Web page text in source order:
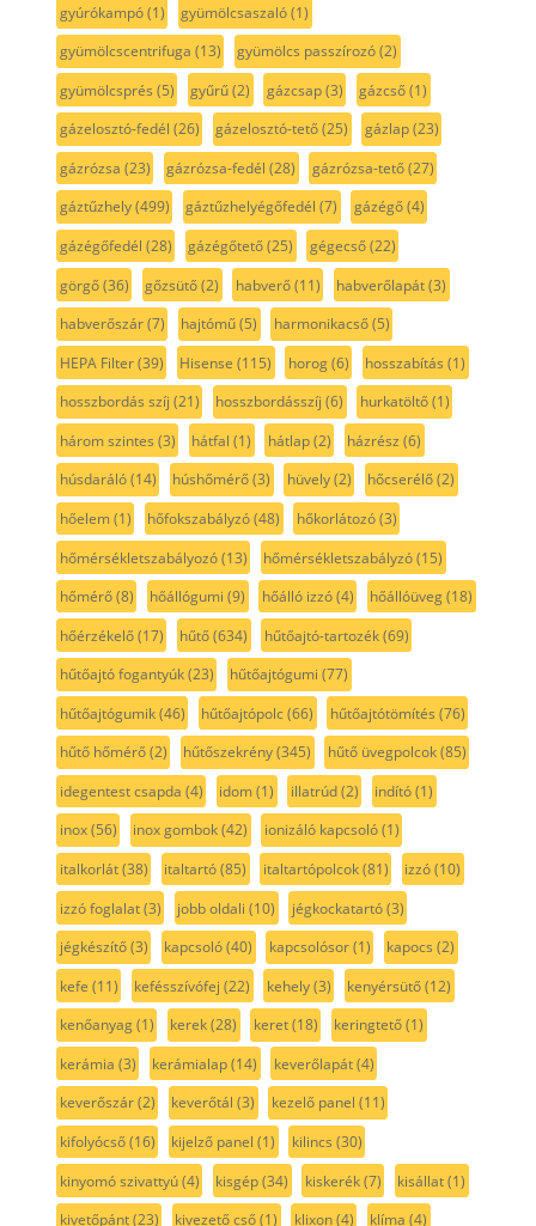
gyúrókampó(1) gyümölcsaszaló(1)
gyümölcscentrifuga (13) gyümölcs passzírozó(2)
gyümölcsprés (5) gyűrű(2) gázcsap(3) gázcső(1)
gázelosztó-fedél (26) gázelosztó-tető(25) gázlap(23)
gázrózsa (23) gázrózsa-fedél (28) gázrózsa-tető(27)
gáztűzhely(499) gáztűzhelyégőfedél (7) gázégő(4)
gázégőfedél (28) gázégőtető(25) gégecső(22)
görgő(36) gőzsütő(2) habverő(11) habverőlapát(3)
habverőszár(7) hajtómű(5) harmonikacső(5)
HEPA Filter(39) Hisense (115) horog(6) hosszabítás (1)
hosszbordás szíj (21) hosszbordásszíj (6) hurkatöltő(1)
három szintes (3) hátfal (1) hátlap(2) házrész (6)
húsdaráló(14) húshőmérő(3) hüvely(2) hőcserélő(2)
hőelem(1) hőfokszabályzó(48) hőkorlátozó(3)
hőmérsékletszabályozó(13) hőmérsékletszabályzó(15)
hőmérő(8) hőállógumi (9) hőálló izzó(4) hőállóüveg(18)
hőérzékelő(17) hűtő(634) hűtőajtó-tartozék(69)
hűtőajtó fogantyúk(23) hűtőajtógumi (77)
hűtőajtógumik(46) hűtőajtópolc(66) hűtőajtótömítés (76)
hűtő hőmérő(2) hűtőszekrény(345) hűtő üvegpolcok(85)
idegentest csapda (4) idom(1) illatrúd(2) indító(1)
inox(56) inox gombok(42) ionizáló kapcsoló(1)
italkorlát(38) italtartó(85) italtartópolcok(81) izzó(10)
izzó foglalat(3) jobb oldali (10) jégkockatartó(3)
jégkészítő(3) kapcsoló(40) kapcsolósor(1) kapocs (2)
kefe (11) kefésszívófej (22) kehely(3) kenyérsütő(12)
kenőanyag(1) kerek(28) keret(18) keringtető(1)
kerámia (3) kerámialap(14) keverőlapát(4)
keverőszár(2) keverőtál (3) kezelő panel (11)
kifolyócső(16) kijelző panel (1) kilincs (30)
kinyomó szivattyú(4) kisgép(34) kiskerék(7) kisállat(1)
kivetőpánt(23) kivezető cső(1) klixon(4) klíma (4)